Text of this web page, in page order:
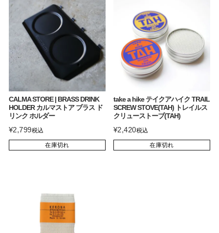
CALMA STORE | BRASS DRINK
HOLDER カルマストア ブラス ド
リンク ホルダー
¥2,799税込
在庫切れ
take a hike テイクアハイク TRAIL
SCREW STOVE(TAH) トレイルス
クリューストーブ(TAH)
¥2,420税込
在庫切れ